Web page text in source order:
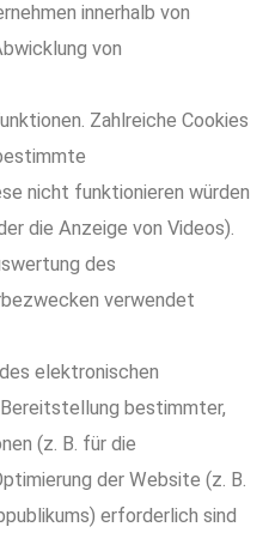
innerhalb von
von
Zahlreiche Cookies
nicht funktionieren würden
die Anzeige von Videos).
des
verwendet
elektronischen
bestimmter,
(z. B. für die
der Website (z. B.
erforderlich sind